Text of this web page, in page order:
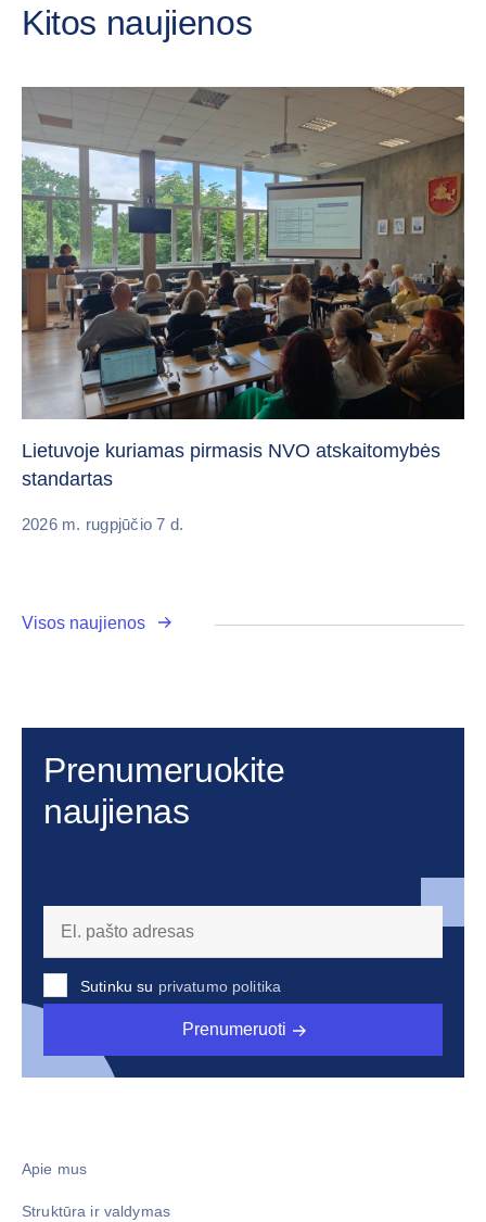
Kitos naujienos
Lietuvoje kuriamas pirmasis NVO atskaitomybės
standartas
2026 m. rugpjūčio 7 d.
Visos naujienos
Prenumeruokite
naujienas
Sutinku su privatumo politika
Prenumeruoti
Apie mus
Struktūra ir valdymas